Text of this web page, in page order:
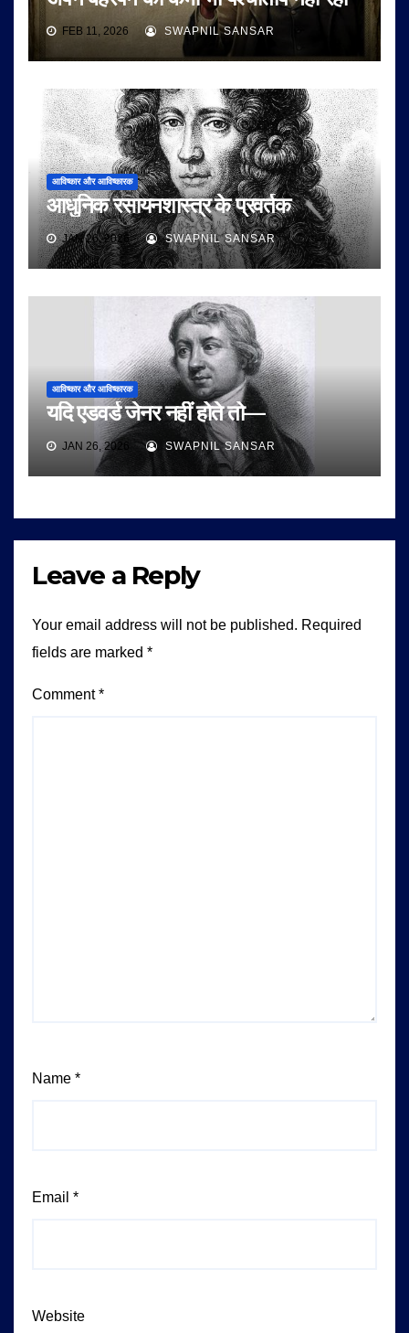
FEB 11, 2026 SWAPNIL SANSAR
आविष्कार और आविष्कारक
आधुनिक रसायनशास्त्र के प्रवर्तक
JAN 26, 2026 SWAPNIL SANSAR
आविष्कार और आविष्कारक
यदि एडवर्ड जेनर नहीं होते तो—
JAN 26, 2026 SWAPNIL SANSAR
Leave a Reply
Your email address will not be published. Required
fields are marked *
Comment*
Name *
Email *
Website